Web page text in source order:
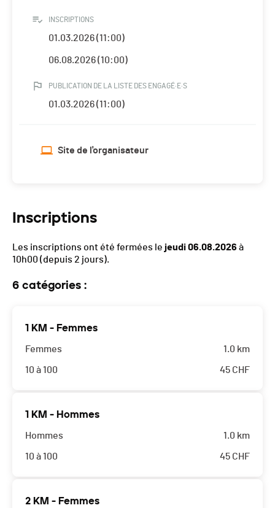
INSCRIPTIONS
01.03.2026 (11:00)
06.08.2026 (10:00)
PUBLICATION DE LA LISTE DES ENGAGÉ·E·S
01.03.2026 (11:00)
Site de l'organisateur
Inscriptions
Les inscriptions ont été fermées le jeudi 06.08.2026 à
10h00 (depuis 2 jours).
6 catégories :
1 KM - Femmes
Femmes
10 à 100
1.0 km
45 CHF
1 KM - Hommes
Hommes
10 à 100
1.0 km
45 CHF
2 KM - Femmes